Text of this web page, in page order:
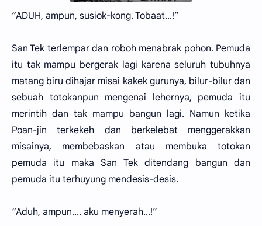
“ADUH, ampun, susiok-kong. Tobaat...!”
San Tek terlempar dan roboh menabrak pohon. Pemuda
itu tak mampu bergerak lagi karena seluruh tubuhnya
matang biru dihajar misai kakek gurunya, bilur-bilur dan
sebuah totokanpun mengenai lehernya, pemuda itu
merintih dan tak mampu bangun lagi. Namun ketika
Poan-jin terkekeh dan berkelebat menggerakkan
misainya, membebaskan atau membuka totokan
pemuda itu maka San Tek ditendang bangun dan
pemuda itu terhuyung mendesis-desis.
“Aduh, ampun.... aku menyerah...!”